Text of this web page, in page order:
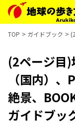
TOP ガイドブック
(2ページ目
（国内）
絶景、
ガイドブッ